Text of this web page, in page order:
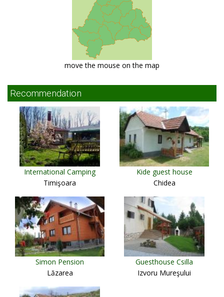
move the mouse on the map
Recommendation
International Camping
Timişoara
Kide guest house
Chidea
Simon Pension
Lăzarea
Guesthouse Csilla
Izvoru Mureşului